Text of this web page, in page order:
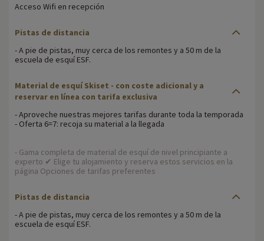
Acceso Wifi en recepción
Pistas de distancia
- A pie de pistas, muy cerca de los remontes y a 50 m de la
escuela de esquí ESF.
Material de esquí Skiset - con coste adicional y a
reservar en línea con tarifa exclusiva
- Aproveche nuestras mejores tarifas durante toda la temporada
- Oferta 6=7: recoja su material a la llegada
- Gama completa de material de esquí de nivel principiante a
experto ✔ Elige tu alojamiento y reserva estos servicios en la
página Opciones de tarifas preferentes
Pistas de distancia
- A pie de pistas, muy cerca de los remontes y a 50 m de la
escuela de esquí ESF.